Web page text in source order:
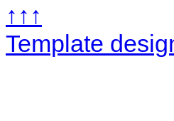
↑↑↑
Template